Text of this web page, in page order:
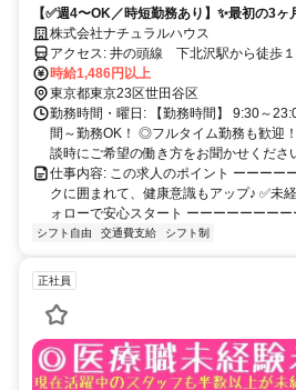
【✅週4〜OK／時短勤務あり】✨最初の3
広い世代が活躍中です！
株式会社ナチュラルハウス
アクセス: 井の頭線 下北沢駅から徒歩
時給1,486円以上
東京都東京23区世田谷区
勤務時間・曜日: 【勤務時間】 9:30～
間～勤務OK！ ◎フルタイム勤務も歓
談時にご希望の働き方をお聞かせくださ
仕事内容: この求人のポイント ーーーー
クに囲まれて、健康意識もアップ♪ ✅未
ォローで安心スタート ーーーーーーー
シフト自由 交通費支給 シフト制
正社員